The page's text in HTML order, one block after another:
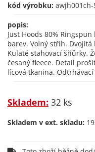
kód výrobku: awjh001ch-
popis:
Just Hoods 80%
barev. Volný střih. Dvojitá
Kulaté stahovací šňůrky.
česaný fleece. Detail
Skladem: 32 ks
Skladem v ext. skladu: